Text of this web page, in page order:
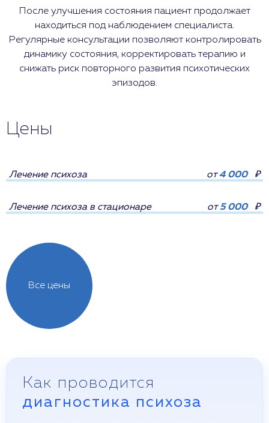
После улучшения состояния пациент продолжает
находиться под наблюдением специалиста.
Регулярные консультации позволяют контролировать
динамику состояния, корректировать терапию и
снижать риск повторного развития психотических
эпизодов.
Цены
Все цены
Лечение психоза от4 000 ₽
Лечение психоза в стационаре от5 000 ₽
Как проводится
диагностика психоза